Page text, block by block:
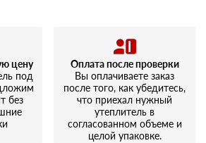
цену
под
без
Оплата после проверки
Вы оплачиваете заказ
после того, как убедитесь,
что приехал нужный
утеплитель в
согласованном объеме и
целой упаковке.